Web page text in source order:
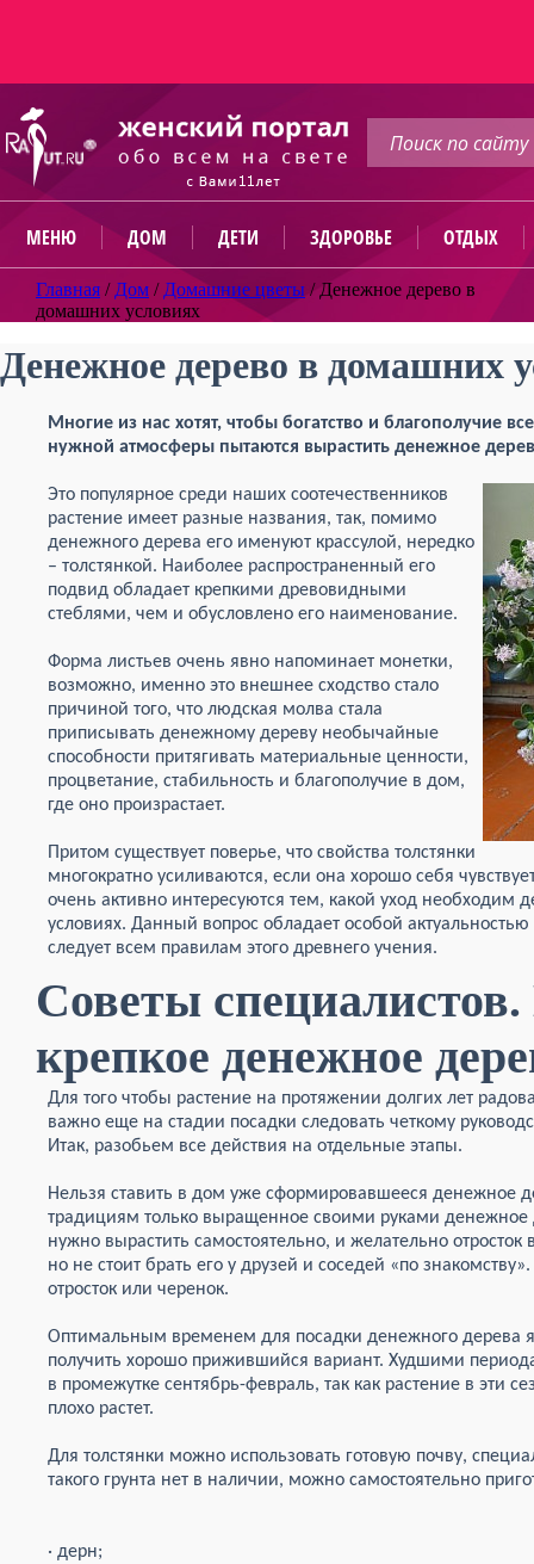
МЕНЮ ДОМ ДЕТИ ЗДОРОВЬЕ ОТДЫХ
Главная / Дом / Домашние цветы / Денежное дерево в
домашних условиях
Денежное дерево в домашних
Многие из нас хотят, чтобы богатство и благополучие
нужной атмосферы пытаются вырастить денежное
Это популярное среди наших соотечественников
растение имеет разные названия, так, помимо
денежного дерева его именуют крассулой, нередко
– толстянкой. Наиболее распространенный его
подвид обладает крепкими древовидными
стеблями, чем и обусловлено его наименование.
Форма листьев очень явно напоминает монетки,
возможно, именно это внешнее сходство стало
причиной того, что людская молва стала
приписывать денежному дереву необычайные
способности притягивать материальные ценности,
процветание, стабильность и благополучие в дом,
где оно произрастает.
Притом существует поверье, что свойства толстянки
многократно усиливаются, если она хорошо себя
очень активно интересуются тем, какой уход
условиях. Данный вопрос обладает особой
следует всем правилам этого древнего учения.
Советы
крепкое денежное
Для того чтобы растение на протяжении долгих лет
важно еще на стадии посадки следовать четкому
Итак, разобьем все действия на отдельные этапы.
Нельзя ставить в дом уже сформировавшееся денежное
традициям только выращенное своими руками денежное
нужно вырастить самостоятельно, и желательно
но не стоит брать его у друзей и соседей «по
отросток или черенок.
Оптимальным временем для посадки денежного дерева
получить хорошо прижившийся вариант. Худшими
в промежутке сентябрь-февраль, так как растение в эти
плохо растет.
Для толстянки можно использовать готовую почву,
такого грунта нет в наличии, можно самостоятельно
· дерн;